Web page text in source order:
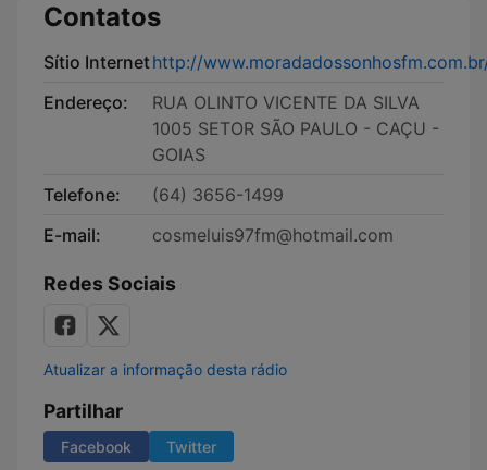
Contatos
Sítio Internethttp://
Endereço:
RUA OLINTO VICENTE DA SILVA
1005 SETOR SÃO PAULO - CAÇU -
GOIAS
Telefone:
(64) 3656-1499
E-mail:
cosmeluis97fm@hotmail.com
Redes Sociais
Atualizar a informação desta rádio
Partilhar
Facebook Twitter